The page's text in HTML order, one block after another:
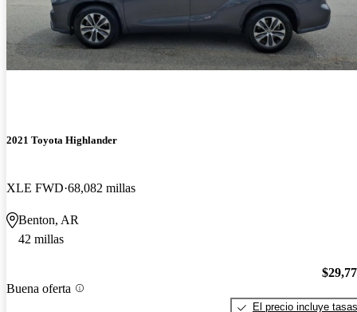
2021 Toyota Highlander
XLE FWD 68,082 millas
Benton, AR
42 millas
Buena oferta
El precio incluye tasas